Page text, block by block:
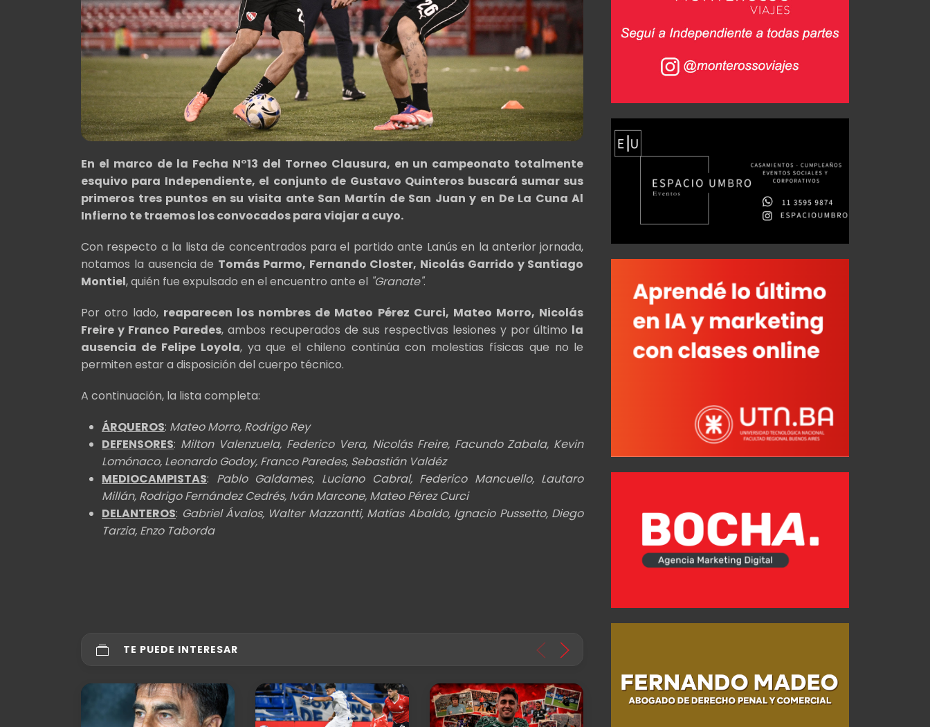
En el marco de la Fecha N°13 del Torneo Clausura, en un campeonato totalmente
esquivo para Independiente, el conjunto de Gustavo Quinteros buscará sumar sus
primeros tres puntos en su visita ante San Martín de San Juan y en De La Cuna Al
Infierno te traemos los convocados para viajar a cuyo.
Con respecto a la lista de concentrados para el partido ante Lanús en la anterior jornada,
notamos la ausencia de Tomás Parmo, Fernando Closter, Nicolás Garrido y Santiago
Montiel, quién fue expulsado en el encuentro ante el "Granate".
Por otro lado, reaparecen los nombres de Mateo Pérez Curci, Mateo Morro, Nicolás
Freire y Franco Paredes, ambos recuperados de sus respectivas lesiones y por último la
ausencia de Felipe Loyola, ya que el chileno continúa con molestias físicas que no le
permiten estar a disposición del cuerpo técnico.
A continuación, la lista completa:
ÁRQUEROS: Mateo Morro, Rodrigo Rey
DEFENSORES: Milton Valenzuela, Federico Vera, Nicolás Freire, Facundo Zabala, Kevin
Lomónaco, Leonardo Godoy, Franco Paredes, Sebastián Valdéz
MEDIOCAMPISTAS: Pablo Galdames, Luciano Cabral, Federico Mancuello, Lautaro
Millán, Rodrigo Fernández Cedrés, Iván Marcone, Mateo Pérez Curci
DELANTEROS: Gabriel Ávalos, Walter Mazzantti, Matías Abaldo, Ignacio Pussetto, Diego
Tarzia, Enzo Taborda
TE PUEDE INTERESAR